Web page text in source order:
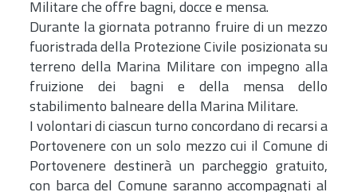
Militare che offre bagni, docce e mensa.
Durante la giornata potranno fruire di un mezzo
fuoristrada della Protezione Civile posizionata su
terreno della Marina Militare con impegno alla
fruizione dei bagni e della mensa dello
stabilimento balneare della Marina Militare.
I volontari di ciascun turno concordano di recarsi a
Portovenere con un solo mezzo cui il Comune di
Portovenere destinerà un parcheggio gratuito,
con barca del Comune saranno accompagnati al